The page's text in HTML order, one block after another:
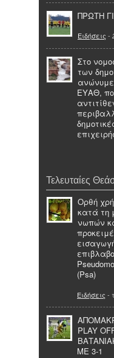
ΠΡΩΤΗ
Ειδήσεις -
Στο
των
ΕΥΑΘ,
Τελευταίες
Ορθή
κατά τη
νωπών
(Psa)
Ειδήσεις -
PLAY
ΜΕ 3-1